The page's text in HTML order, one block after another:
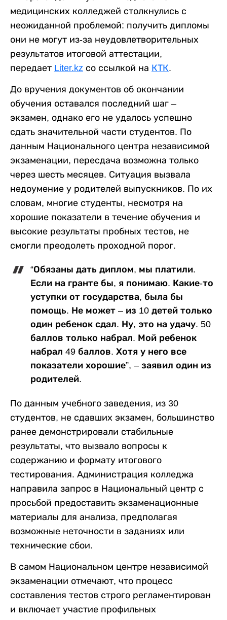
медицинских колледжей столкнулись с
неожиданной проблемой: получить дипломы
они не могут из-за неудовлетворительных
результатов итоговой аттестации,
передает Liter.kz со ссылкой на КТК.
До вручения документов об окончании
обучения оставался последний шаг –
экзамен, однако его не удалось успешно
сдать значительной части студентов. По
данным Национального центра независимой
экзаменации, пересдача возможна только
через шесть месяцев. Ситуация вызвала
недоумение у родителей выпускников. По их
словам, многие студенты, несмотря на
хорошие показатели в течение обучения и
высокие результаты пробных тестов, не
смогли преодолеть проходной порог.
“Обязаны дать диплом, мы платили.
Если на гранте бы, я понимаю. Какие-то
уступки от государства, была бы
помощь. Не может – из 10 детей только
один ребенок сдал. Ну, это на удачу. 50
баллов только набрал. Мой ребенок
набрал 49 баллов. Хотя у него все
показатели хорошие”, – заявил один из
родителей.
По данным учебного заведения, из 30
студентов, не сдавших экзамен, большинство
ранее демонстрировали стабильные
результаты, что вызвало вопросы к
содержанию и формату итогового
тестирования. Администрация колледжа
направила запрос в Национальный центр с
просьбой предоставить экзаменационные
материалы для анализа, предполагая
возможные неточности в заданиях или
технические сбои.
В самом Национальном центре независимой
экзаменации отмечают, что процесс
составления тестов строго регламентирован
и включает участие профильных